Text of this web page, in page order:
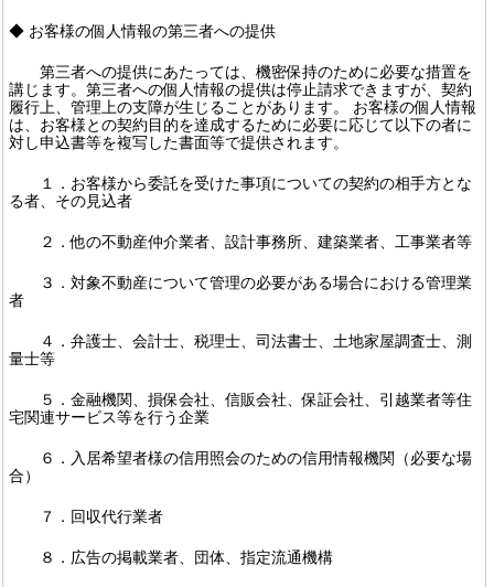
◆ お客様の個人情報の第三者への提供
第三者への提供にあたっては、機密保持のために必要な措置を
講じます。第三者への個人情報の提供は停止請求できますが、契約
履行上、管理上の支障が生じることがあります。 お客様の個人情報
は、お客様との契約目的を達成するために必要に応じて以下の者に
対し申込書等を複写した書面等で提供されます。
１．お客様から委託を受けた事項についての契約の相手方とな
る者、その見込者
２．他の不動産仲介業者、設計事務所、建築業者、工事業者等
３．対象不動産について管理の必要がある場合における管理業
者
４．弁護士、会計士、税理士、司法書士、土地家屋調査士、測
量士等
５．金融機関、損保会社、信販会社、保証会社、引越業者等住
宅関連サービス等を行う企業
６．入居希望者様の信用照会のための信用情報機関（必要な場
合）
７．回収代行業者
８．広告の掲載業者、団体、指定流通機構